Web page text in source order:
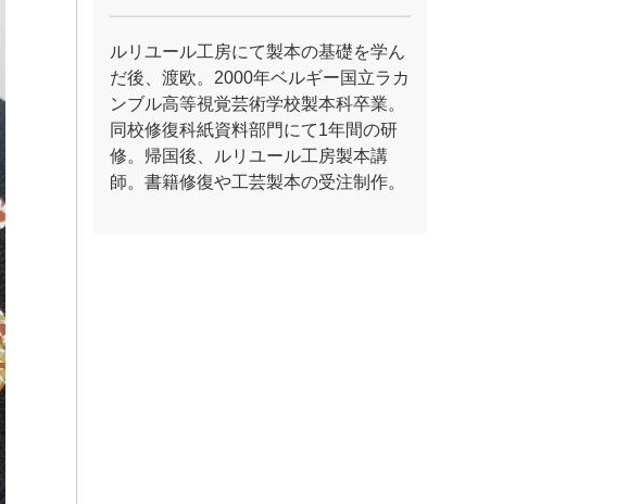
ルリユール工房にて製本の基礎を学ん
だ後、渡欧。2000年ベルギー国立ラカ
ンブル高等視覚芸術学校製本科卒業。
同校修復科紙資料部門にて1年間の研
修。帰国後、ルリユール工房製本講
師。書籍修復や工芸製本の受注制作。